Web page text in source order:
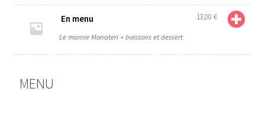
En menu
Le mamie Monateri + boissons et dessert
13,00€
MENU